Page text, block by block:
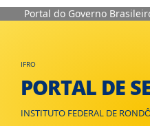
Portal do Governo
IFRO
PORTAL DE
INSTITUTO FEDERAL DE